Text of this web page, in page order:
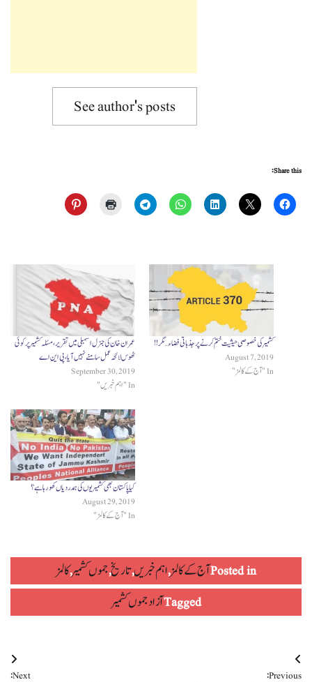
See author's posts
Share this:
عمران خان کی جنرل اسمبلی میں تقریر، مسئلہ کشمیر پر کوئی
ٹھوس لائحہ عمل سامنے نہیں آیا، پی این اے
September 30, 2019
In "اہم خبریں"
کشمیر کی خصوصی حیثیت ختم کرنے پر جذباتی فضاء …مگر!!
August 7, 2019
In "آج کے کالمز"
کیا پاکستان بھی کشمیریوں کی ہمدردیاں کھو رہا ہے؟
August 29, 2019
In "آج کے کالمز"
Posted inآج کے کالمز,اہم خبریں,تاریخ,جموں کشمیر,کالمز
Taggedآزاد جموں کشمیر
Post
Previous:
Next: